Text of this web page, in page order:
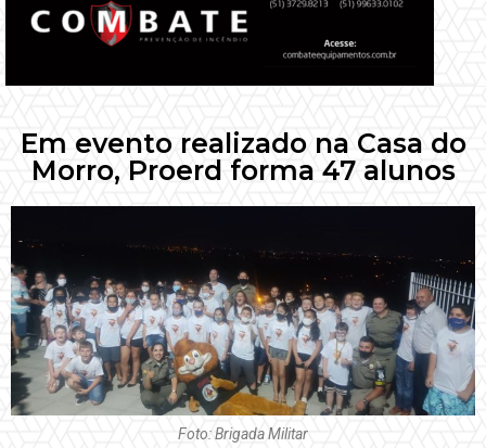
Em evento realizado na Casa do
Morro, Proerd forma 47 alunos
Foto: Brigada Militar